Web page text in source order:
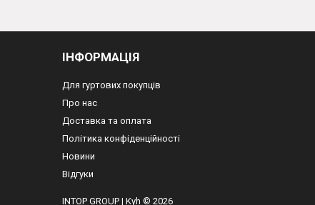
ІНФОРМАЦІЯ
Для гуртових покупців
Про нас
Доставка та оплата
Політика конфіденційності
Новини
Відгуки
INTOP GROUP | Kyh © 2026